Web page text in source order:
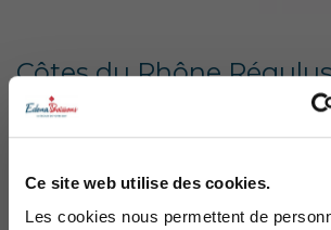
Ce site web utilise des cookies.
Les cookies nous permettent de
Côtes du Rhône
Domaine de Clavel
exotiques et de fruits blancs, de poire, de
Cépage : Viognier - Grenache